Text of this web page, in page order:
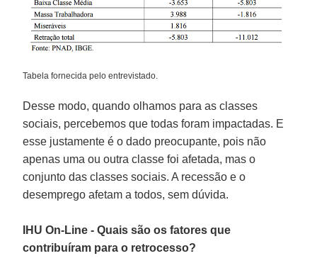
Tabela fornecida pelo entrevistado.
Desse modo, quando olhamos para as classes
sociais, percebemos que todas foram impactadas. E
esse justamente é o dado preocupante, pois não
apenas uma ou outra classe foi afetada, mas o
conjunto das classes sociais. A recessão e o
desemprego afetam a todos, sem dúvida.
IHU On-Line - Quais são os fatores que
contribuíram para o retrocesso?